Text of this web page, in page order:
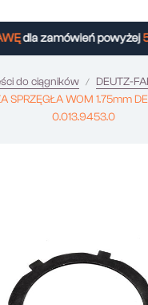
dla zamówień powyżej
do ciągników DEUTZ-
SPRZĘGŁA WOM 1.75mm
0.013.9453.0